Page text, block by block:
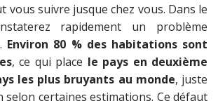
vous suivre jusque chez vous. Dans le
rapidement un problème
Environ 80 % des habitations sont
, ce qui place le pays en deuxième
les plus bruyants au monde, juste
selon certaines estimations. Ce défaut